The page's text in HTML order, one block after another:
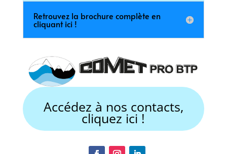
Retrouvez la brochure complète en
cliquant ici !
Accédez à nos contacts,
cliquez ici !